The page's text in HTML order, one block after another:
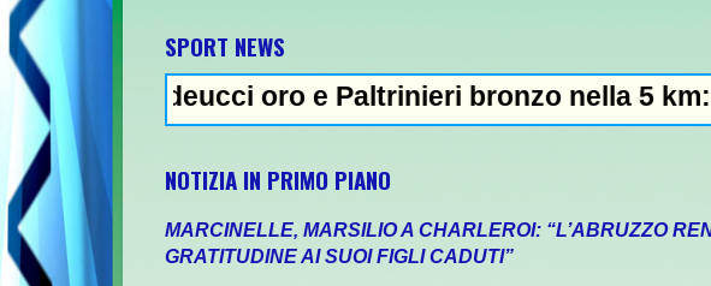
SPORT NEWS
oro e Paltrinieri bronzo nella 5 km: "Ora ci
NOTIZIA IN PRIMO PIANO
MARCINELLE, MARSILIO A CHARLEROI: “L’ABRUZZO
GRATITUDINE AI SUOI FIGLI CADUTI”